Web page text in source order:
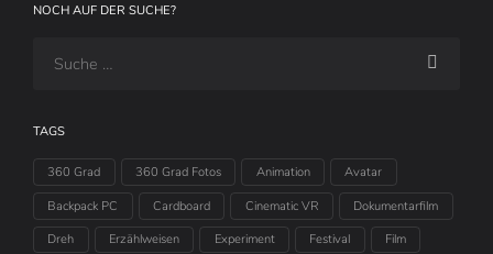
NOCH AUF DER SUCHE?
TAGS
360 Grad 360 Grad Fotos Animation Avatar
Backpack PC Cardboard Cinematic VR Dokumentarfilm
Dreh Erzählweisen Experiment Festival Film